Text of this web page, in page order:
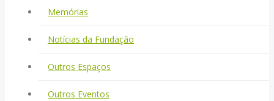
Memórias
Notícias da Fundação
Outros Espaços
Outros Eventos